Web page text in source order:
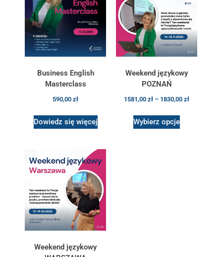
Business English
Masterclass
590,00 zł
Dowiedz się więcej
Weekend językowy
POZNAŃ
1581,00 zł – 1830,00 zł
Wybierz opcje
Weekend językowy